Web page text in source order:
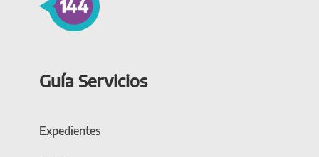
Guía Servicios
Expedientes